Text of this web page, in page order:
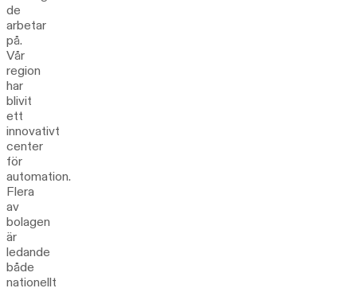
de
arbetar
på.
Vår
region
har
blivit
ett
innovativt
center
för
automation.
Flera
av
bolagen
är
ledande
både
nationellt